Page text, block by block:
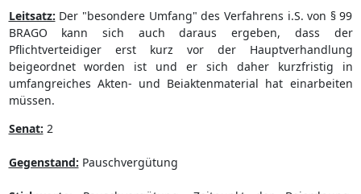
Leitsatz: Der "besondere Umfang" des Verfahrens i.S. von § 99
BRAGO kann sich auch daraus ergeben, dass der
Pflichtverteidiger erst kurz vor der Hauptverhandlung
beigeordnet worden ist und er sich daher kurzfristig in
umfangreiches Akten- und Beiaktenmaterial hat einarbeiten
müssen.
Senat: 2
Gegenstand: Pauschvergütung